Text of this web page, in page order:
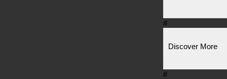
#
Discover More
#